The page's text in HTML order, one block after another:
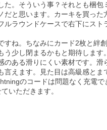
た。そういう事？それとも梱
だと思います。カーキを買った
ルラウンドケースで右下にス
すね。ちなみにカード2枚と絆
少し閉まるかもと期待します。
のある滑りにくい素材です。
えます。見た目は高級感とま
のコードは問題なく充電で